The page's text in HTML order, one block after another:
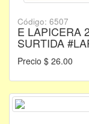
Código: 6507
E LAPICERA
SURTIDA
Precio $ 26.00